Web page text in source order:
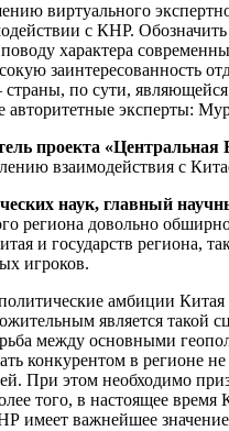
виртуального
с КНР.
характера
заинтересованность
страны, по сути,
авторитетные эксперты:
проекта «Центральная
взаимодействия с
наук, главный
региона довольно
и государств региона,
игроков.
амбиции
является такой
между основными
конкурентом в регионе
При этом необходимо
того, в настоящее
имеет важнейшее